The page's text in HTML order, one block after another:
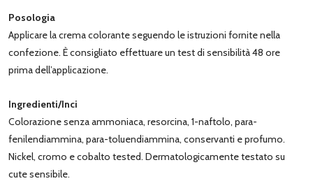
Posologia
Applicare la crema colorante seguendo le istruzioni fornite nella
confezione. È consigliato effettuare un test di sensibilità 48 ore
prima dell’applicazione.
Ingredienti/Inci
Colorazione senza ammoniaca, resorcina, 1-naftolo, para-
fenilendiammina, para-toluendiammina, conservanti e profumo.
Nickel, cromo e cobalto tested. Dermatologicamente testato su
cute sensibile.